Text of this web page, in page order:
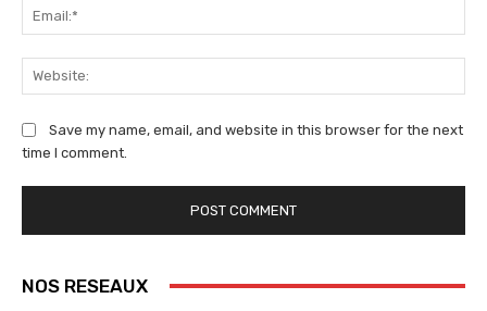
Save my name, email, and website in this browser for the next
time I comment.
NOS RESEAUX